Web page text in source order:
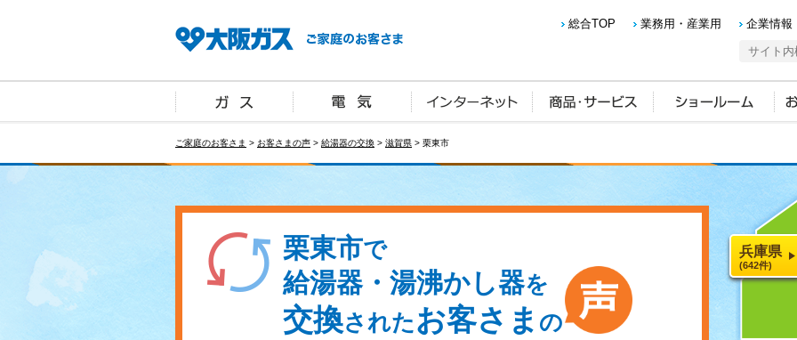
総合TOP 業務用・産業用 企業情報
ご家庭のお客さま > お客さまの声 > 給湯器の交換 > 滋賀県 > 栗東市
栗東市で
給湯器・湯沸かし器を
交換されたお客さま の
兵庫県
(642件)